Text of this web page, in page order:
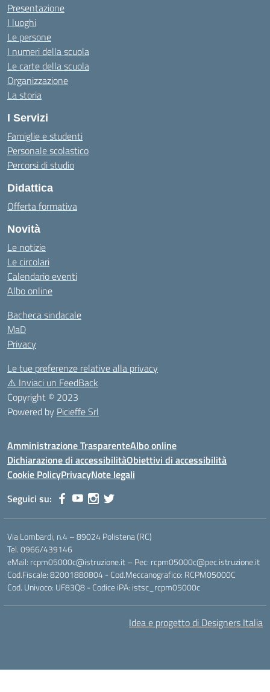
Presentazione
I luoghi
Le persone
I numeri della scuola
Le carte della scuola
Organizzazione
La storia
I Servizi
Famiglie e studenti
Personale scolastico
Percorsi di studio
Didattica
Offerta formativa
Novità
Le notizie
Le circolari
Calendario eventi
Albo online
Bacheca sindacale
MaD
Privacy
Le tue preferenze relative alla privacy
⚠️ Inviaci un FeedBack
Copyright © 2023
Powered by Picieffe Srl
Amministrazione TrasparenteAlbo online
Dichiarazione di accessibilitàObiettivi di accessibilità
Cookie PolicyPrivacyNote legali
Seguici su:
Via Lombardi, n.4 – 89024 Polistena (RC)
Tel. 0966/439146
eMail: rcpm05000c@istruzione.it – Pec: rcpm05000c@pec.istruzione.it
Cod.Fiscale: 82001880804 - Cod.Meccanografico: RCPM05000C
Cod. Univoco: UF83Q8 - Codice iPA: istsc_rcpm05000c
Idea e progetto di Designers Italia